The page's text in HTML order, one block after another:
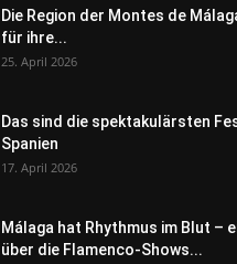
Die Region der Montes de
für ihre...
25. April 2026
Das sind die spektakulärsten
Spanien
17. April 2026
Málaga hat Rhythmus im Blut –
über die Flamenco-Shows...